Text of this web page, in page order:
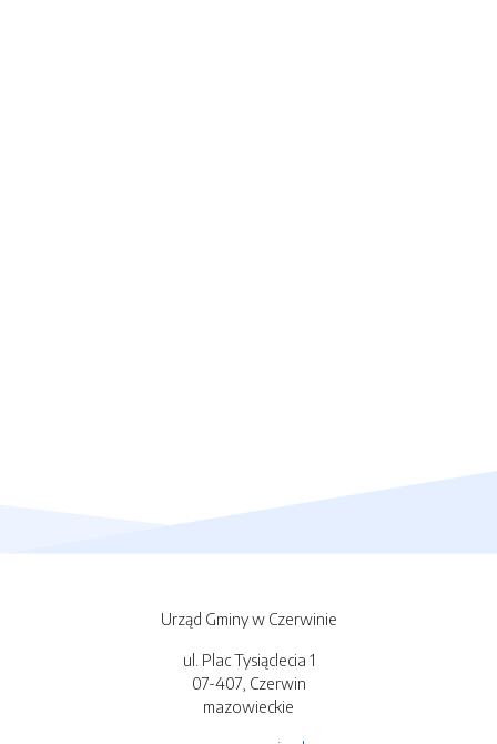
Urząd Gminy w Czerwinie
ul. Plac Tysiąclecia 1
07-407, Czerwin
mazowieckie